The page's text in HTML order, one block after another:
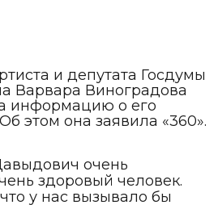
и депутата Госдумы
Варвара Виноградова
информацию о его
этом она заявила «360».
очень
здоровый человек.
у нас вызывало бы